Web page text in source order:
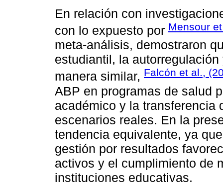
En relación con
con lo expuesto por Mensour
meta-análisis, demostraron
estudiantil, la
manera similar, Falcón et al.,
ABP en programas de salud
académico y la transferencia
escenarios reales. En la
tendencia equivalente, ya
gestión por resultados
activos y el cumplimiento de
instituciones educativas.